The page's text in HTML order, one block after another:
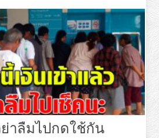
ย่าลืมไปกดใช้กัน